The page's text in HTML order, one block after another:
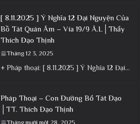
[ 8.11.2025 ] Ý Nghĩa 12 Đại Nguyện Của
Bồ Tát Quán Âm – Vía 19/9 Â.L│Thầy
Thích Đạo Thịnh
Tháng 12 3, 2025
+ Pháp thoại: [ 8.11.2025 ] Ý Nghĩa 12 Đại Nguyện Của Bồ Tát Quán Âm – Vía 19/9 Â.L│Thầy
Pháp Thoại – Con Đường Bồ Tát Đạo
│TT. Thích Đạo Thịnh
Tháng mười một 28, 2025